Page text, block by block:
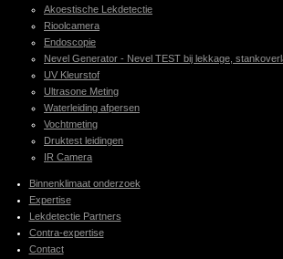
Akoestische Lekdetectie
Rioolcamera
Endoscopie
Nevel Generator - Nevel TEST bij lekkage,
UV Kleurstof
Ultrasone Meting
Waterleiding afpersen
Vochtmeting
Druktest leidingen
IR Camera
Binnenklimaat onderzoek
Expertise
Lekdetectie Partners
Contra-expertise
Contact